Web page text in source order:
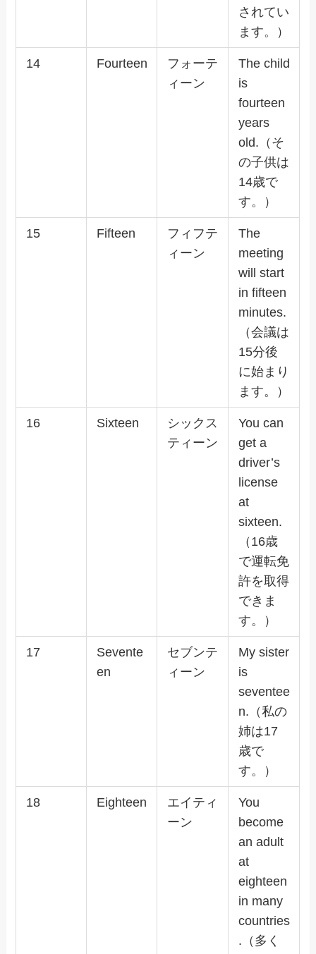
されてい
ます。）
14 Fourteen
フォーテ
ィーン
The child
is
fourteen
years
old.（そ
の子供は
14歳で
す。）
15 Fifteen
フィフテ
ィーン
The
meeting
will start
in fifteen
minutes.
（会議は
15分後
に始まり
ます。）
16 Sixteen
シックス
ティーン
You can
get a
driver’s
license
at
sixteen.
（16歳
で運転免
許を取得
できま
す。）
17
Sevente
en
セブンテ
ィーン
My sister
is
seventee
n.（私の
姉は17
歳で
す。）
18 Eighteen
エイティ
ーン
You
become
an adult
at
eighteen
in many
countries
.（多く